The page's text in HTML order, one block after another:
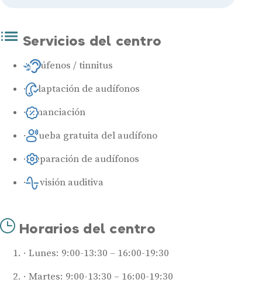
Servicios del centro
Acúfenos / tinnitus
Adaptación de audífonos
Financiación
Prueba gratuita del audífono
Reparación de audífonos
Revisión auditiva
Horarios del centro
Lunes: 9:00-13:30 – 16:00-19:30
Martes: 9:00-13:30 – 16:00-19:30